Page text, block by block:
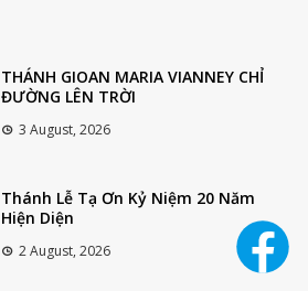
THÁNH GIOAN MARIA VIANNEY CHỈ
ĐƯỜNG LÊN TRỜI
3 August, 2026
Thánh Lễ Tạ Ơn Kỷ Niệm 20 Năm
Hiện Diện
2 August, 2026